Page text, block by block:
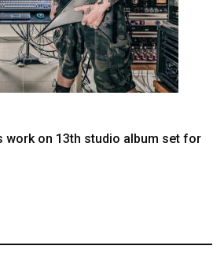
work on 13th studio album set for